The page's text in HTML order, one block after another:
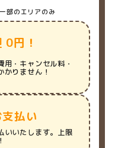
部のエリアのみ
0円！
用・キャンセル料・
かりません！
払い
いいたします。上限